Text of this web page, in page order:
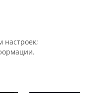
настроек;